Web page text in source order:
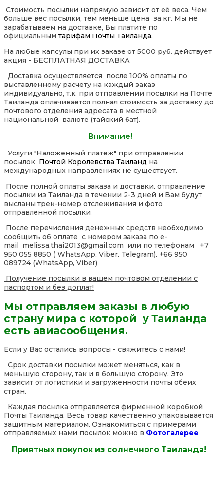
Стоимость посылки напрямую зависит от её веса. Чем
больше вес посылки, тем меньше цена за кг. Мы не
зарабатываем на доставке, Вы платите по
официальным тарифам Почты Таиланда.
На любые капсулы при их заказе от 5000 руб. действует
акция - БЕСПЛАТНАЯ ДОСТАВКА
Доставка осуществляется после 100% оплаты по
выставленному расчету на каждый заказ
индивидуально, т.к. при отправлении посылки на Почте
Таиланда оплачивается полная стоимость за доставку до
почтового отделения адресата в местной
национальной валюте (тайский бат).
Внимание!
Услуги "Наложенный платеж" при отправлении
посылок Почтой Королевства Таиланд на
международных направлениях не существует.
После полной оплаты заказа и доставки, отправление
посылки из Таиланда в течении 2-3 дней и Вам будут
высланы трек-номер отслеживания и фото
отправленной посылки.
После перечисления денежных средств необходимо
сообщить об оплате с номером заказа по e-
mail melissa.thai2013@gmail.com или по телефонам +7
950 055 8850 ( WhatsApp, Viber, Telegram), +66 950
089724 (WhatsApp, Viber)
Получение посылки в вашем почтовом отделении с
паспортом и без доплат!
Мы отправляем заказы в любую
страну мира с которой у Таиланда
есть авиасообщения.
Если у Вас остались вопросы - свяжитесь с нами!
Срок доставки посылки может меняться, как в
меньшую сторону, так и в большую сторону. Это
зависит от логистики и загруженности почты обеих
стран.
Каждая посылка отправляется фирменной коробкой
Почты Таиланда. Весь товар качественно упаковывается
защитным материалом. Ознакомиться с примерами
отправляемых нами посылок можно в Фотогалерее
Приятных покупок из солнечного Таиланда!